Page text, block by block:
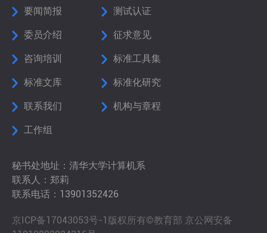
要闻简报 测试认证
委员介绍 征求意见
咨询培训 标准工具集
标准文库 标准化研究
联系我们 机构与章程
工作组
秘书处地址：清华大学计算机系
联系人：郑莉
联系电话：13901352426
京ICP备17043053号-1版权所有©教育部 京公网安备